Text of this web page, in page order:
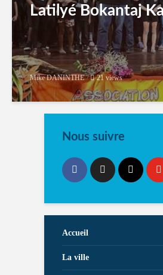
Latilyé Bokantaj
Mike DANINTHE 21 views
Nous suivre
Accueil
La ville